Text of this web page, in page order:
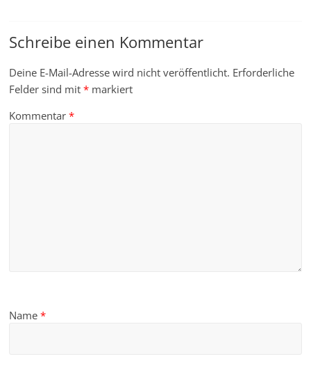
Schreibe einen Kommentar
Deine E-Mail-Adresse wird nicht veröffentlicht. Erforderliche
Felder sind mit* markiert
Kommentar*
Name*